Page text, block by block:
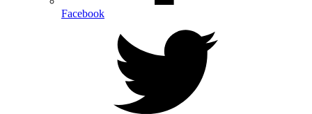
Facebook